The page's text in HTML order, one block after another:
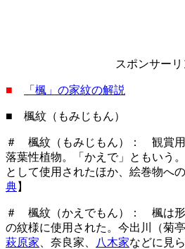
スポンサーリ
■ 「楓」の家紋の解説
■ 楓紋（もみじもん）
＃ 楓紋（もみじもん）： 観賞用
落葉性植物。「かえで」ともいう
として使用されたほか、絵巻物へ
典】
＃ 楓紋（かえでもん）： 楓は形
の紋様に使用された。今出川（菊亭
萩原家 、奈良家、 八木家などに見